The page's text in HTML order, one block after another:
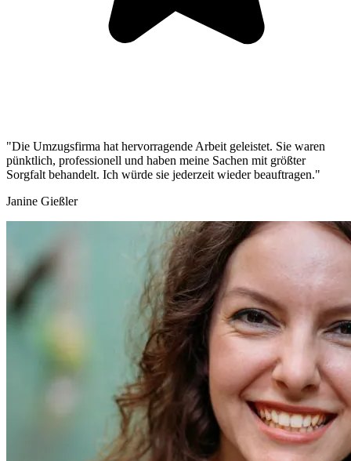
"Die Umzugsfirma hat hervorragende Arbeit geleistet. Sie waren
pünktlich, professionell und haben meine Sachen mit größter
Sorgfalt behandelt. Ich würde sie jederzeit wieder beauftragen."
Janine Gießler